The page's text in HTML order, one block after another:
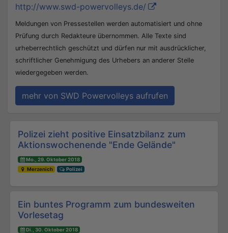
http://www.swd-powervolleys.de/
Meldungen von Pressestellen werden automatisiert und ohne
Prüfung durch Redakteure übernommen. Alle Texte sind
urheberrechtlich geschützt und dürfen nur mit ausdrücklicher,
schriftlicher Genehmigung des Urhebers an anderer Stelle
wiedergegeben werden.
mehr von SWD Powervolleys aufrufen
Beitrags-Navigation
Polizei zieht positive Einsatzbilanz zum
Aktionswochenende "Ende Gelände"
Mo., 29. Oktober 2018
Merzenich
Polizei
Ein buntes Programm zum bundesweiten
Vorlesetag
Di., 30. Oktober 2018